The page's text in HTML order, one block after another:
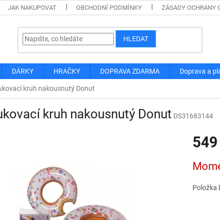
JAK NAKUPOVAT OBCHODNÍ PODMÍNKY ZÁSADY OCHRANY
HLEDAT
DÁRKY HRAČKY DOPRAVA ZDARMA Doprava a
kruh nakousnutý Donut
kruh nakousnutý Donut DS31683144
cena:
Položka